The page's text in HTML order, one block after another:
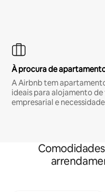
À procura de
A Airbnb tem
ideais para alojamento
empresarial e